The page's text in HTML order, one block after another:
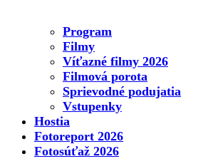
Program
Filmy
Víťazné filmy 2026
Filmová porota
Sprievodné podujatia
Vstupenky
Hostia
Fotoreport 2026
Fotosúťaž 2026